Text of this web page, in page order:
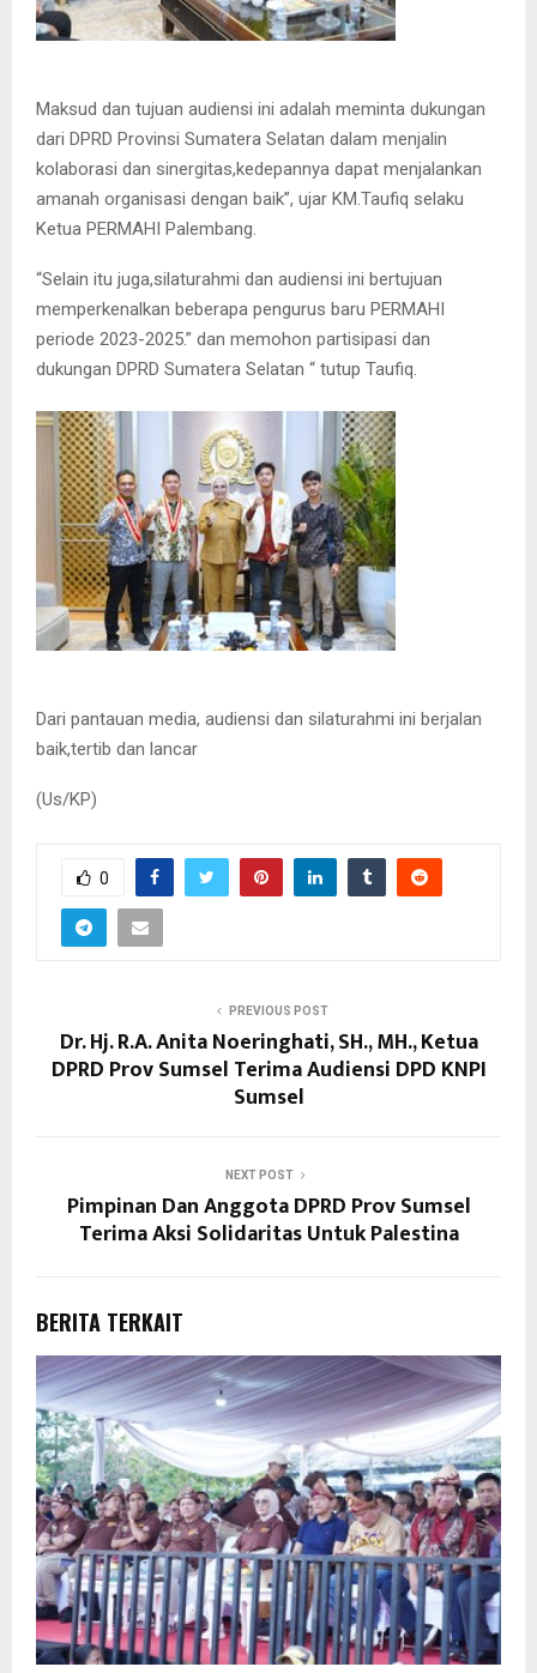
Maksud dan tujuan audiensi ini adalah meminta dukungan
dari DPRD Provinsi Sumatera Selatan dalam menjalin
kolaborasi dan sinergitas,kedepannya dapat menjalankan
amanah organisasi dengan baik”, ujar KM.Taufiq selaku
Ketua PERMAHI Palembang.
“Selain itu juga,silaturahmi dan audiensi ini bertujuan
memperkenalkan beberapa pengurus baru PERMAHI
periode 2023-2025.” dan memohon partisipasi dan
dukungan DPRD Sumatera Selatan “ tutup Taufiq.
Dari pantauan media, audiensi dan silaturahmi ini berjalan
baik,tertib dan lancar
(Us/KP)
0
PREVIOUS POST
Dr. Hj. R.A. Anita Noeringhati, SH., MH., Ketua
DPRD Prov Sumsel Terima Audiensi DPD KNPI
Sumsel
NEXT POST
Pimpinan Dan Anggota DPRD Prov Sumsel
Terima Aksi Solidaritas Untuk Palestina
BERITA TERKAIT